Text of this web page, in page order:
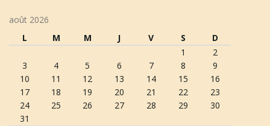
août 2026
L
M M J V S D
1
2
3
4 5 6 7 8
9
10
11 12 13 14 15
16
17
18 19 20 21 22
23
24
25 26 27 28 29
30
31